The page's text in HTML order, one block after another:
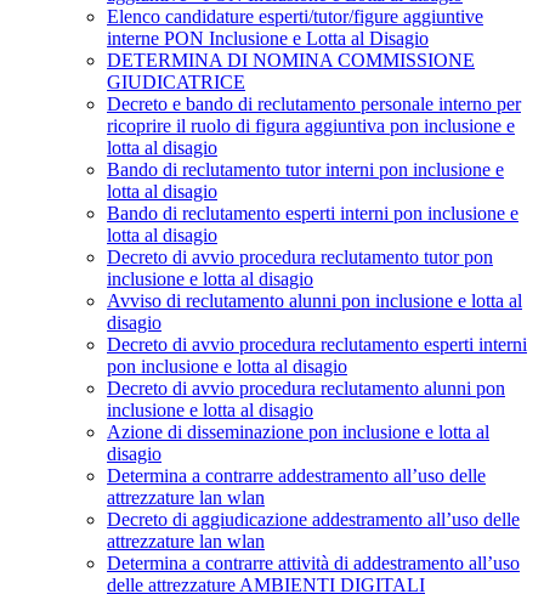
Elenco candidature esperti/tutor/figure aggiuntive
interne PON Inclusione e Lotta al Disagio
DETERMINA DI NOMINA COMMISSIONE
GIUDICATRICE
Decreto e bando di reclutamento personale interno per
ricoprire il ruolo di figura aggiuntiva pon inclusione e
lotta al disagio
Bando di reclutamento tutor interni pon inclusione e
lotta al disagio
Bando di reclutamento esperti interni pon inclusione e
lotta al disagio
Decreto di avvio procedura reclutamento tutor pon
inclusione e lotta al disagio
Avviso di reclutamento alunni pon inclusione e lotta al
disagio
Decreto di avvio procedura reclutamento esperti interni
pon inclusione e lotta al disagio
Decreto di avvio procedura reclutamento alunni pon
inclusione e lotta al disagio
Azione di disseminazione pon inclusione e lotta al
disagio
Determina a contrarre addestramento all’uso delle
attrezzature lan wlan
Decreto di aggiudicazione addestramento all’uso delle
attrezzature lan wlan
Determina a contrarre attività di addestramento all’uso
delle attrezzature AMBIENTI DIGITALI